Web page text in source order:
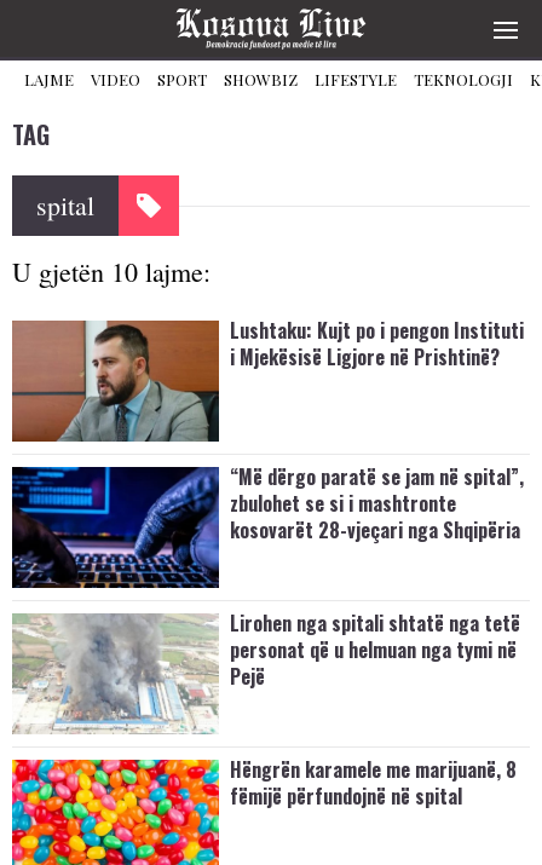
LAJME VIDEO SPORT SHOWBIZ LIFESTYLE TEKNOLOGJI
TAG
spital
U gjetën 10 lajme:
Lushtaku: Kujt po i pengon Instituti
i Mjekësisë Ligjore në Prishtinë?
“Më dërgo paratë se jam në spital”,
zbulohet se si i mashtronte
kosovarët 28-vjeçari nga Shqipëria
Lirohen nga spitali shtatë nga tetë
personat që u helmuan nga tymi në
Pejë
Hëngrën karamele me marijuanë, 8
fëmijë përfundojnë në spital